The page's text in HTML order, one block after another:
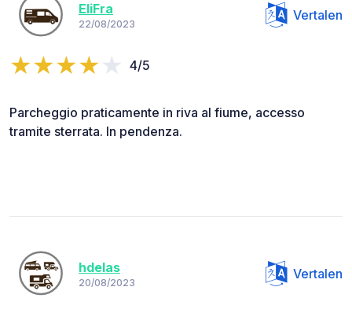
EliFra
22/08/2023
Vertalen
4/5
Parcheggio praticamente in riva al fiume, accesso
tramite sterrata. In pendenza.
hdelas
20/08/2023
Vertalen